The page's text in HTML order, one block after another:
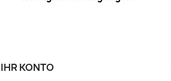
IHR KONTO